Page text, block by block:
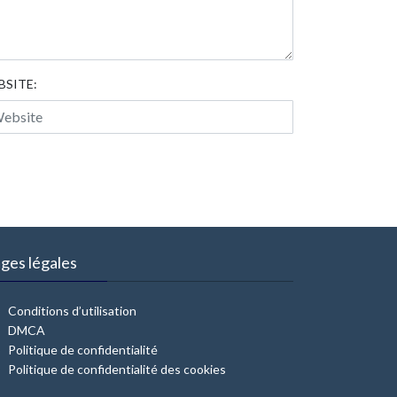
légales
Conditions d’utilisation
DMCA
Politique de confidentialité
Politique de confidentialité des cookies